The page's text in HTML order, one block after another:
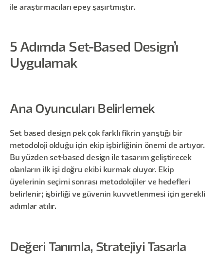
ile araştırmacıları epey şaşırtmıştır.
5 Adımda Set-Based Design’ı
Uygulamak
Ana Oyuncuları Belirlemek
Set based design pek çok farklı fikrin yarıştığı bir
metodoloji olduğu için ekip işbirliğinin önemi de artıyor.
Bu yüzden set-based design ile tasarım geliştirecek
olanların ilk işi doğru ekibi kurmak oluyor. Ekip
üyelerinin seçimi sonrası metodolojiler ve hedefleri
belirlenir; işbirliği ve güvenin kuvvetlenmesi için gerekli
adımlar atılır.
Değeri Tanımla, Stratejiyi Tasarla